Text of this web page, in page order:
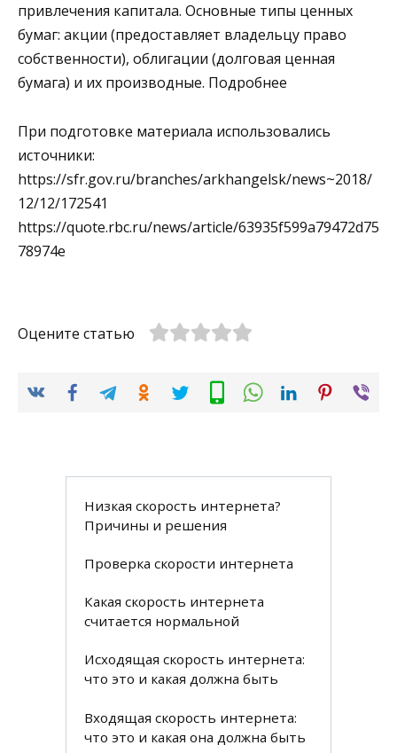
привлечения капитала. Основные типы ценных
бумаг: акции (предоставляет владельцу право
собственности), облигации (долговая ценная
бумага) и их производные. Подробнее
При подготовке материала использовались
источники:
https://sfr.gov.ru/branches/arkhangelsk/news~2018/
12/12/172541
https://quote.rbc.ru/news/article/63935f599a79472d75
78974e
Оцените статью
Низкая скорость интернета?
Причины и решения
Проверка скорости интернета
Какая скорость интернета
считается нормальной
Исходящая скорость интернета:
что это и какая должна быть
Входящая скорость интернета:
что это и какая она должна быть